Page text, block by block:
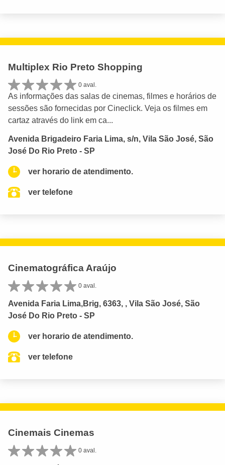
Multiplex Rio Preto Shopping
0 aval.
As informações das salas de cinemas, filmes e horários de
sessões são fornecidas por Cineclick. Veja os filmes em
cartaz através do link em ca...
Avenida Brigadeiro Faria Lima, s/n, Vila São José, São
José Do Rio Preto - SP
ver horario de atendimento.
ver telefone
Cinematográfica Araújo
0 aval.
Avenida Faria Lima,Brig, 6363, , Vila São José, São
José Do Rio Preto - SP
ver horario de atendimento.
ver telefone
Cinemais Cinemas
0 aval.